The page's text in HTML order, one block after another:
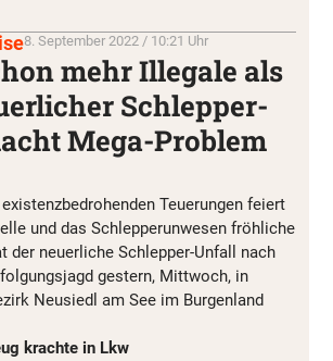
8. September 2022 / 10:21 Uhr
mehr Illegale als
Schlepper-
Mega-Problem
Teuerungen feiert
und das Schlepperunwesen fröhliche
der neuerliche Schlepper-Unfall nach
gestern, Mittwoch, in
Neusiedl am See im Burgenland
krachte in Lkw